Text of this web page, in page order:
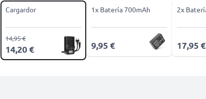
Cargardor
14,20 €
14,95 €
1x Batería 700mAh
9,95 €
2x
17,95 €